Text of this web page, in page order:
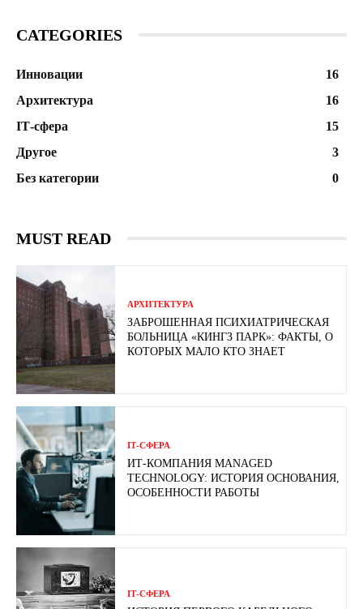
CATEGORIES
Инновации
16
Архитектура
16
ІТ-сфера
15
Другое
3
Без категории
0
MUST READ
АРХИТЕКТУРА
ЗАБРОШЕННАЯ ПСИХИАТРИЧЕСКАЯ
БОЛЬНИЦА «КИНГЗ ПАРК»: ФАКТЫ, О
КОТОРЫХ МАЛО КТО ЗНАЕТ
ІТ-СФЕРА
ИТ-КОМПАНИЯ MANAGED
TECHNOLOGY: ИСТОРИЯ ОСНОВАНИЯ,
ОСОБЕННОСТИ РАБОТЫ
ІТ-СФЕРА